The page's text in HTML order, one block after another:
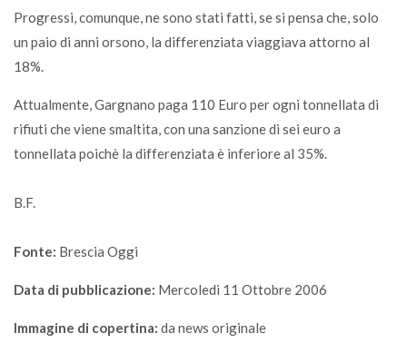
Progressi, comunque, ne sono stati fatti, se si pensa che, solo
un paio di anni orsono, la differenziata viaggiava attorno al
18%.
Attualmente, Gargnano paga 110 Euro per ogni tonnellata di
rifiuti che viene smaltita, con una sanzione di sei euro a
tonnellata poichè la differenziata è inferiore al 35%.
B.F.
Fonte: Brescia Oggi
Data di pubblicazione: Mercoledi 11 Ottobre 2006
Immagine di copertina: da news originale